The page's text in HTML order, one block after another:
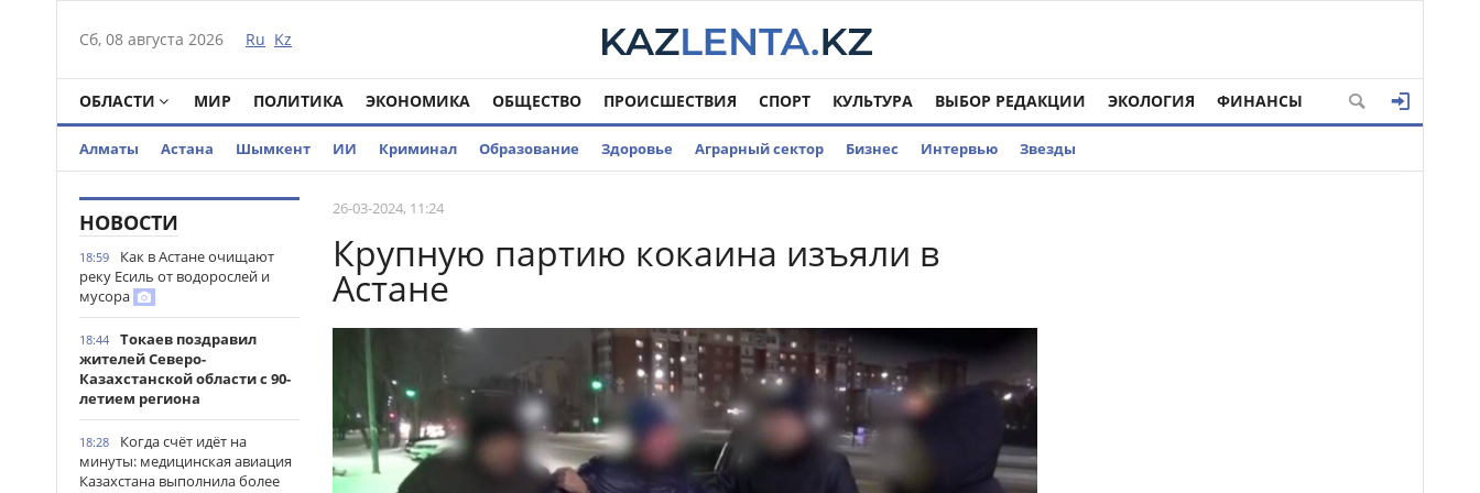
Сб, 08 августа 2026 Ru Kz
ОБЛАСТИ МИР ПОЛИТИКА ЭКОНОМИКА ОБЩЕСТВО ПРОИСШЕСТВИЯ СПОРТ КУЛЬТУРА ВЫБОР РЕДАКЦИИ ЭКОЛОГИЯ ФИНАНСЫ
Алматы Астана Шымкент ИИ Криминал Образование Здоровье Аграрный сектор Бизнес Интервью Звезды
НОВОСТИ
18:59
Как в Астане очищают
реку Есиль от водорослей и
мусора
18:44
Токаев поздравил
жителей Северо-
Казахстанской области с 90-
летием региона
18:28
Когда счёт идёт на
минуты: медицинская авиация
Казахстана выполнила более
26-03-2024, 11:24
Крупную партию кокаина изъяли в
Астане